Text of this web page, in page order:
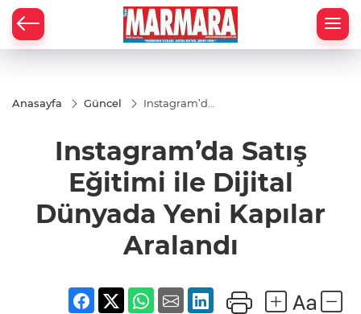
Anasayfa Güncel
Instagram’da
Yeni Kapılar
Instagram’da Satış
Eğitimi ile Dijital
Dünyada Yeni Kapılar
Aralandı